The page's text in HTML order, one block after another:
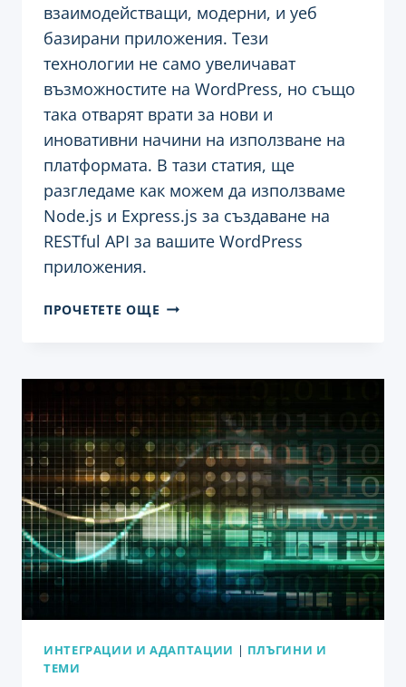
взаимодействащи, модерни, и уеб
базирани приложения. Тези
технологии не само увеличават
възможностите на WordPress, но също
така отварят врати за нови и
иновативни начини на използване на
платформата. В тази статия, ще
разгледаме как можем да използваме
Node.js и Express.js за създаване на
RESTful API за вашите WordPress
приложения.
ПРОЧЕТЕТЕ ОЩЕ ИЗПОЛЗВАНЕ
СЪЗДАВАНЕ
НА
RESTFUL
API
ЗА
ВАШИТЕ
WORDPRESS
ПРИЛОЖЕНИЯ
ИНТЕГРАЦИИ И АДАПТАЦИИ
ПЛЪГИНИ И
ТЕМИ